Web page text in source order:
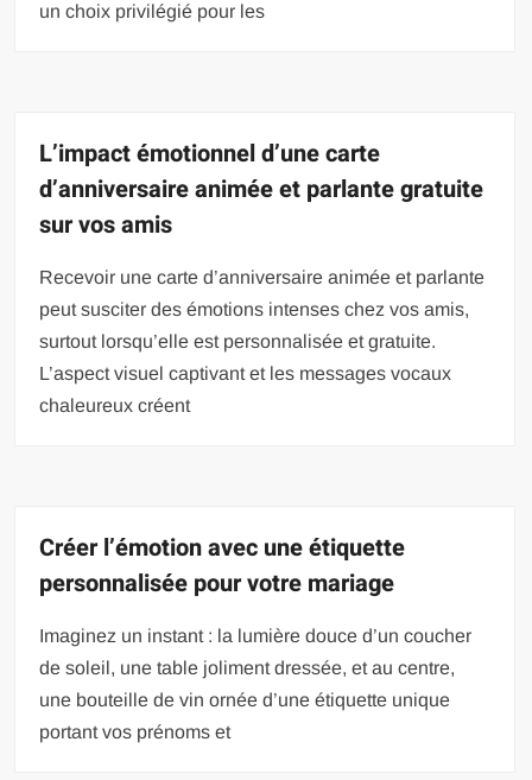
un choix privilégié pour les
L’impact émotionnel d’une carte
d’anniversaire animée et parlante gratuite
sur vos amis
Recevoir une carte d’anniversaire animée et parlante
peut susciter des émotions intenses chez vos amis,
surtout lorsqu’elle est personnalisée et gratuite.
L’aspect visuel captivant et les messages vocaux
chaleureux créent
Créer l’émotion avec une étiquette
personnalisée pour votre mariage
Imaginez un instant : la lumière douce d’un coucher
de soleil, une table joliment dressée, et au centre,
une bouteille de vin ornée d’une étiquette unique
portant vos prénoms et